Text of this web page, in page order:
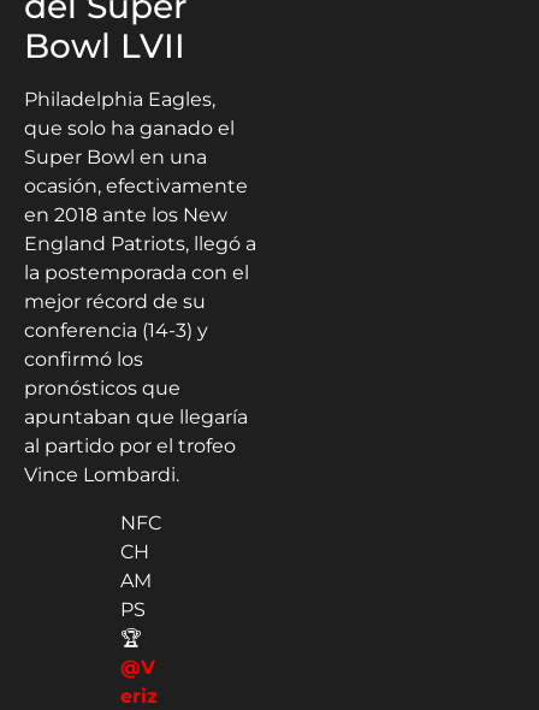
Bowl LVII
Philadelphia Eagles,
que solo ha ganado el
Super Bowl en una
ocasión, efectivamente
en 2018 ante los New
England Patriots, llegó a
la postemporada con el
mejor récord de su
conferencia (14-3) y
confirmó los
pronósticos que
apuntaban que llegaría
al partido por el trofeo
Vince Lombardi.
NFC
CH
AM
PS
🏆
@V
eriz